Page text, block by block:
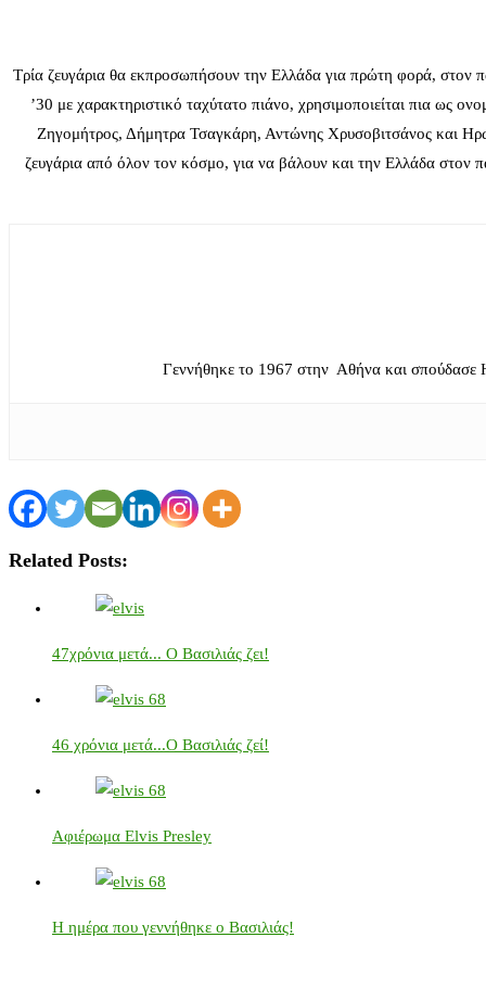
Τρία ζευγάρια θα εκπροσωπήσουν την Ελλάδα για πρώτη φορά,
’30 με χαρακτηριστικό ταχύτατο πιάνο, χρησιμοποιείται πια
Ζηγομήτρος, Δήμητρα Τσαγκάρη, Αντώνης Χρυσοβιτσάνος και
ζευγάρια από όλον τον κόσμο, για να βάλουν και την Ελλάδα στον
Γεννήθηκε το 1967 στην Αθήνα και σπούδασε
Related Posts:
47χρόνια μετά... Ο Βασιλιάς ζει!
46 χρόνια μετά...Ο Βασιλιάς ζεί!
Αφιέρωμα Elvis Presley
Η ημέρα που γεννήθηκε ο Βασιλιάς!